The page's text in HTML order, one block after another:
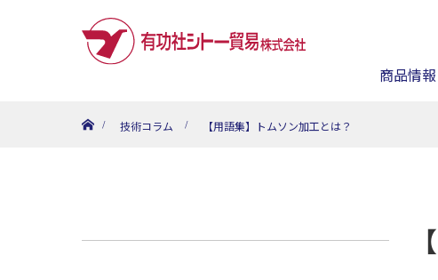
商品情報
技術コラム
【用語集】トムソン加工とは？